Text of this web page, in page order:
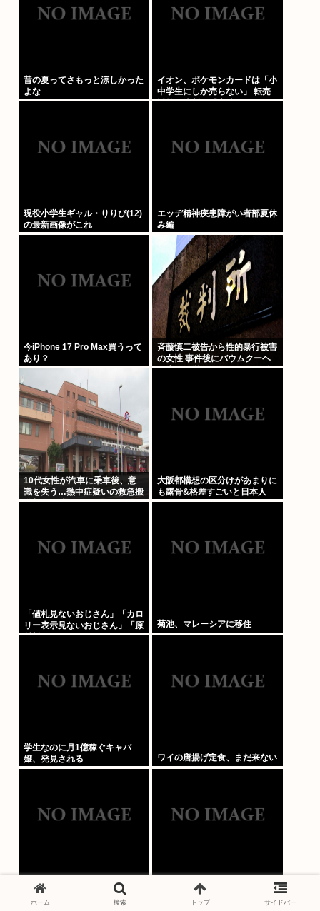
昔の夏ってさもっと涼しかった
よな
イオン、ポケモンカードは「小
中学生にしか売らない」 転売
対策の決断が「素晴らしい」
現役小学生ギャル・りりぴ(12)
の最新画像がこれ
エッヂ精神疾患障がい者部夏休
み編
今iPhone 17 Pro Max買うって
あり？
斉藤慎二被告から性的暴行被害
の女性 事件後にバウムクーヘ
ン店を経営やTikTokでライブ配
10代女性が汽車に乗車後、意
識を失う…熱中症疑いの救急搬
送相次ぐ 鳥取
大阪都構想の区分けがあまりに
も露骨&格差すごいと日本人
「値札見ないおじさん」「カロ
リー表示見ないおじさん」「原
材料見ないおじさん」まさかお
菊池、マレーシアに移住
学生なのに月1億稼ぐキャバ
嬢、発見される
ワイの唐揚げ定食、まだ来ない
ハッキリ言う、みてて一番つま
らないのは「バスケ」www
千の英雄と失われた王国をお前
らとやりたい
ホーム 検索 トップ サイドバー